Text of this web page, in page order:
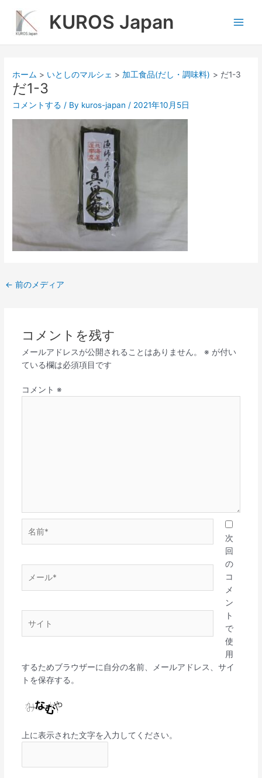
ス
KUROS Japan
ホーム いとしのマルシェ 加工食品(だし・調味料) だ1-3
だ1-3
コメントする / By kuros-japan / 2021年10月5日
← 前のメディア
コメントを残す
メールアドレスが公開されることはありません。 ※ が付い
ている欄は必須項目です
コメント ※
ー
*
次
回
の
コ
メ
ン
ト
で
使
用
するためブラウザーに自分の名前、メールアドレス、サイ
トを保存する。
上に表示された文字を入力してください。